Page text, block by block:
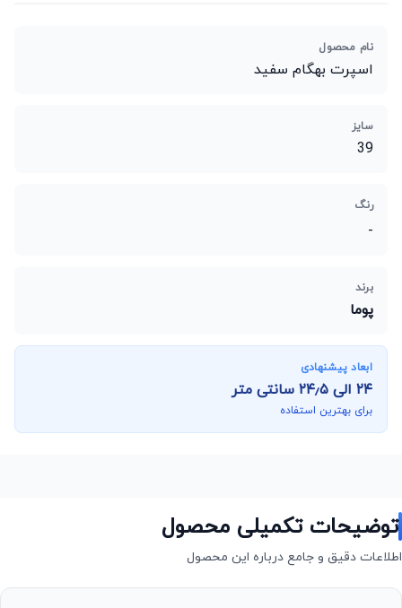
نام محصول
اسپرت بهگام سفید
سایز
39
رنگ
-
برند
پوما
ابعاد پیشنهادی
۲۴ الی۲۴٫۵سانتی متر
برای بهترین استفاده
توضیحات تکمیلی محصول
اطلاعات دقیق و جامع درباره این محصول